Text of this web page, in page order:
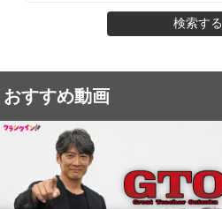
検索する
おすすめ動画